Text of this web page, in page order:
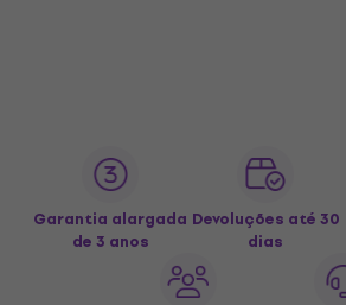
Garantia alargada
de 3 anos
Devoluções até 30
dias